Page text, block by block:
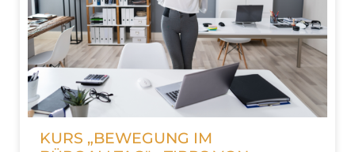
KURS „BEWEGUNG IM